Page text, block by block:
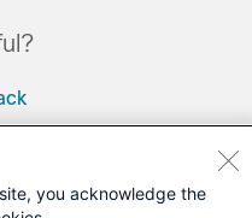
you acknowledge the